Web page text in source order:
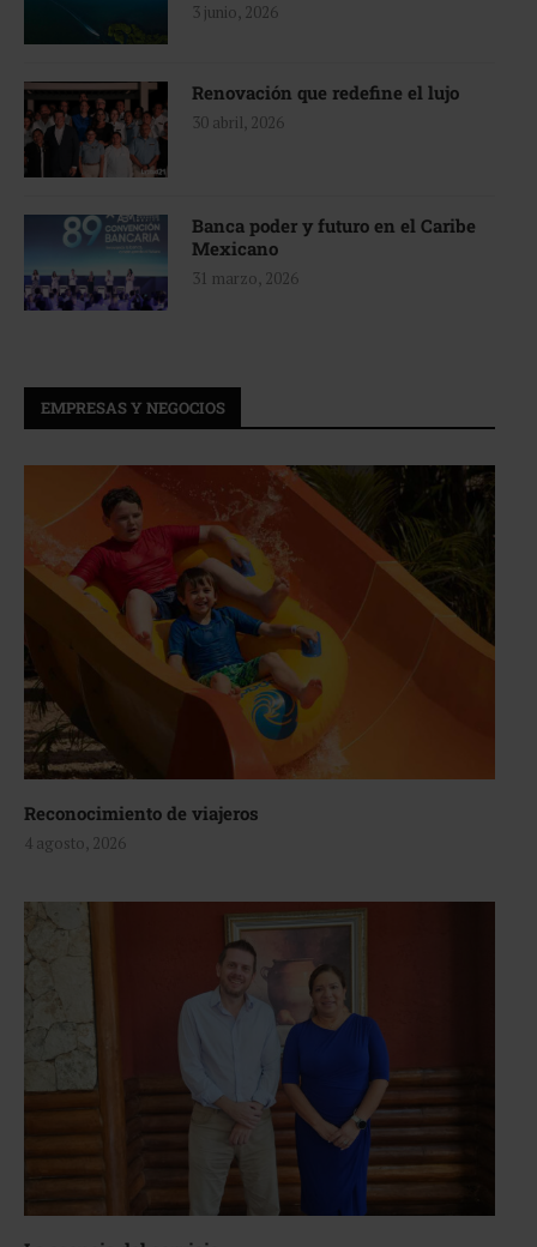
3 junio, 2026
Renovación que redefine el lujo
30 abril, 2026
Banca poder y futuro en el Caribe
Mexicano
31 marzo, 2026
EMPRESAS Y NEGOCIOS
Reconocimiento de viajeros
4 agosto, 2026